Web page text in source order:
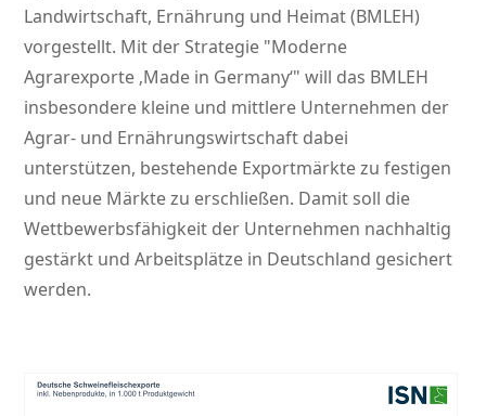
Landwirtschaft, Ernährung und Heimat (BMLEH)
vorgestellt. Mit der Strategie Moderne
Agrarexporte ‚Made in Germany‘ will das BMLEH
insbesondere kleine und mittlere Unternehmen der
Agrar- und Ernährungswirtschaft dabei
unterstützen, bestehende Exportmärkte zu festigen
und neue Märkte zu erschließen. Damit soll die
Wettbewerbsfähigkeit der Unternehmen nachhaltig
gestärkt und Arbeitsplätze in Deutschland gesichert
werden.